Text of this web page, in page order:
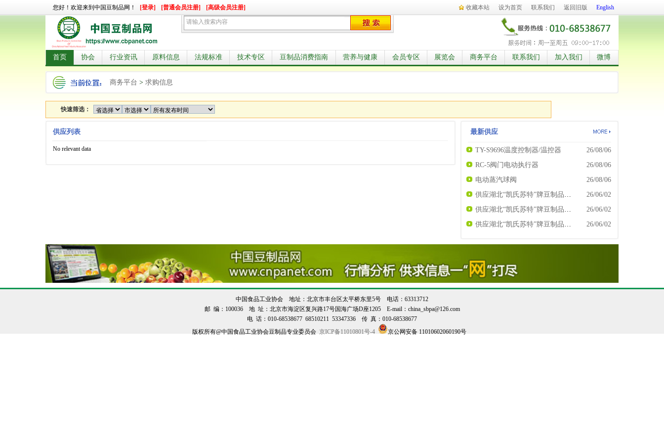
您好！欢迎来到中国豆制品网！ [登录] [普通会员注册] [高级会员注册] 收藏本站 设为首页 联系我们 返回旧版 English
首页 协会 行业资讯 原料信息 法规标准 技术专区 豆制品消费指南 营养与健康 会员专区 展览会 商务平台 联系我们 加入我们 微博
商务平台 > 求购信息
快速筛选：
供应列表
No relevant data
最新供应
TY-S9696温度控制器/温控器
26/08/06
RC-5阀门电动执行器
26/08/06
电动蒸汽球阀
26/08/06
供应湖北“凯氏苏特”牌豆制品专用食用熟石膏粉（食品添加剂硫酸钙） 豆制品凝固剂
26/06/02
供应湖北“凯氏苏特”牌豆制品专用食用生石膏粉（食品添加剂硫酸钙）豆制品凝固剂
26/06/02
供应湖北“凯氏苏特”牌豆制品专用食用石膏粉（食品添加剂硫酸钙）豆制品凝固剂
26/06/02
中国食品工业协会 地址：北京市丰台区太平桥东里5号 电话：63313712
邮 编：100036 地 址：北京市海淀区复兴路17号国海广场D座1205 E-mail：china_sbpa@126.com
电 话：010-68538677 68510211 53347336 传 真：010-68538677
版权所有@中国食品工业协会豆制品专业委员会 京ICP备11010801号-4 京公网安备 11010602060190号